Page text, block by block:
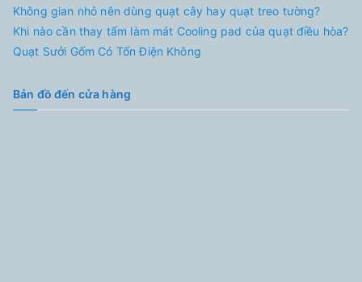
Không gian nhỏ nên dùng quạt cây hay quạt treo tường?
Khi nào cần thay tấm làm mát Cooling pad của quạt điều hòa?
Quạt Sưởi Gốm Có Tốn Điện Không
Bản đồ đến cửa hàng